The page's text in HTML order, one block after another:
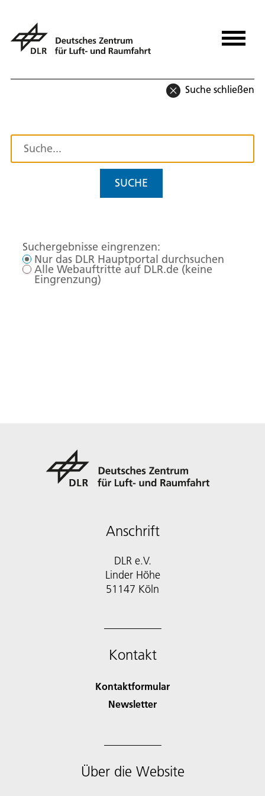
Suche schließen
SUCHE
Suchergebnisse eingrenzen:
Nur das DLR Hauptportal durchsuchen
Alle Webauftritte auf DLR.de (keine
Eingrenzung)
Anschrift
DLR e.V.
Linder Höhe
51147 Köln
Kontakt
Kontaktformular
Newsletter
Über die Website